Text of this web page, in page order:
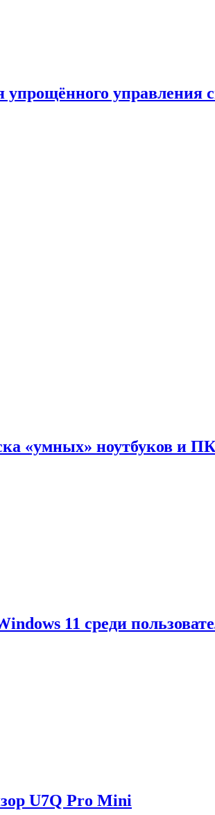
управления
«умных» ноутбуков и ПК
11 среди
U7Q Pro Mini